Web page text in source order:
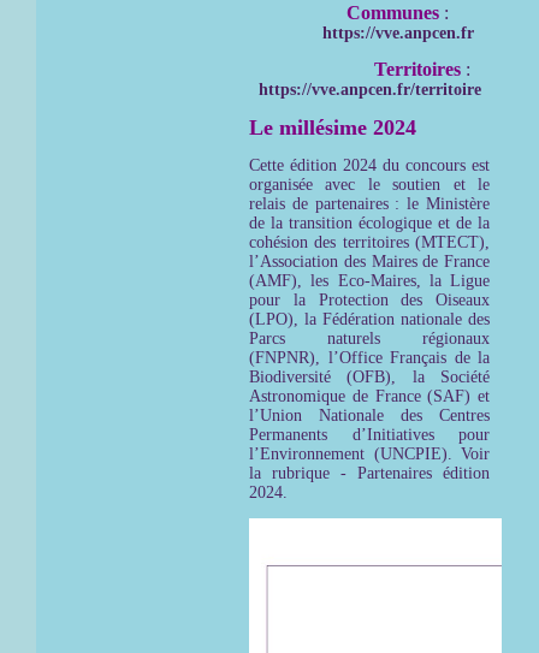
Communes :
https://vve.anpcen.fr
Territoires :
https://vve.anpcen.fr/territoire
Le millésime 2024
Cette édition 2024 du concours est
organisée avec le soutien et le
relais de partenaires : le Ministère
de la transition écologique et de la
cohésion des territoires (MTECT),
l’Association des Maires de France
(AMF), les Eco-Maires, la Ligue
pour la Protection des Oiseaux
(LPO), la Fédération nationale des
Parcs naturels régionaux
(FNPNR), l’Office Français de la
Biodiversité (OFB), la Société
Astronomique de France (SAF) et
l’Union Nationale des Centres
Permanents d’Initiatives pour
l’Environnement (UNCPIE). Voir
la rubrique - Partenaires édition
2024.